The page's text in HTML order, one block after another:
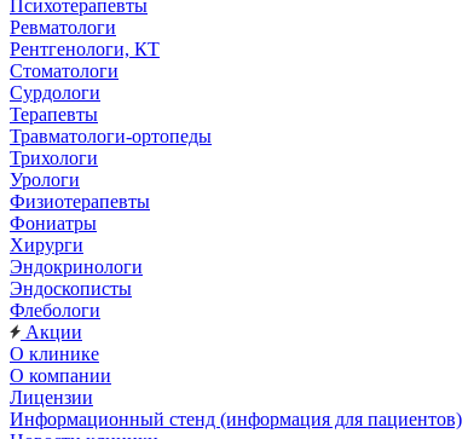
Психотерапевты
Ревматологи
Рентгенологи, КТ
Стоматологи
Сурдологи
Терапевты
Травматологи-ортопеды
Трихологи
Урологи
Физиотерапевты
Фониатры
Хирурги
Эндокринологи
Эндоскописты
Флебологи
Акции
О клинике
О компании
Лицензии
Информационный стенд (информация для пациентов)